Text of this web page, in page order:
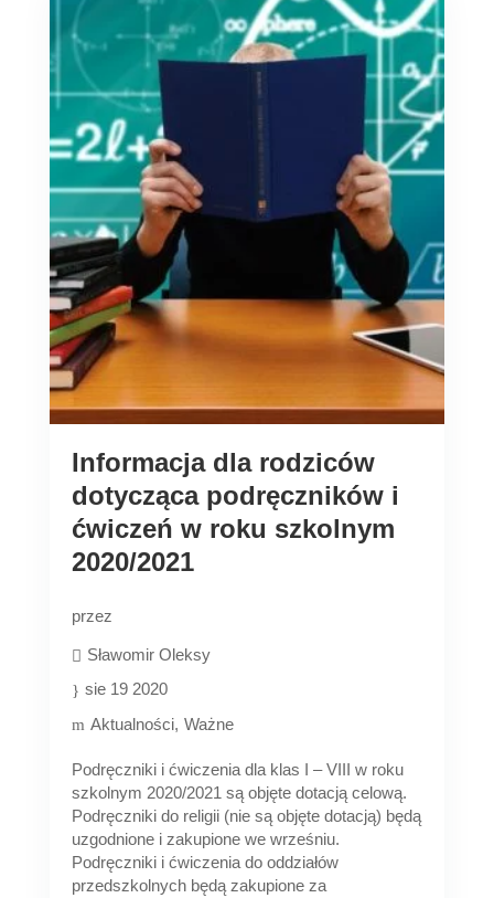
Informacja dla rodziców
dotycząca podręczników i
ćwiczeń w roku szkolnym
2020/2021
przez
Sławomir Oleksy
sie 19 2020
Aktualności Ważne
Podręczniki i ćwiczenia dla klas I – VIII w roku
szkolnym 2020/2021 są objęte dotacją celową.
Podręczniki do religii (nie są objęte dotacją) będą
uzgodnione i zakupione we wrześniu.
Podręczniki i ćwiczenia do oddziałów
przedszkolnych będą zakupione za